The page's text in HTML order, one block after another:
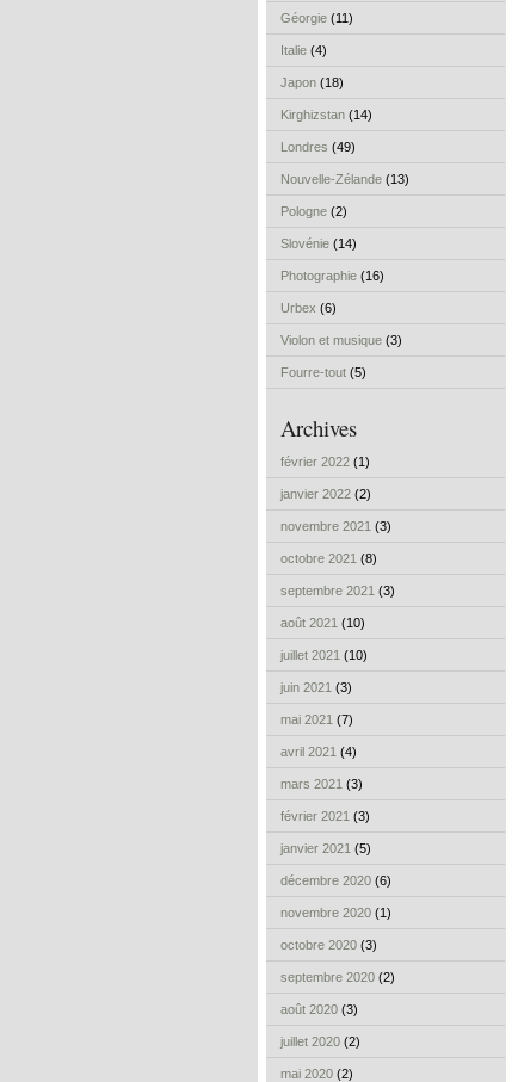
Géorgie (11)
Italie (4)
Japon (18)
Kirghizstan (14)
Londres (49)
Nouvelle-Zélande (13)
Pologne (2)
Slovénie (14)
Photographie (16)
Urbex (6)
Violon et musique (3)
Fourre-tout (5)
Archives
février 2022 (1)
janvier 2022 (2)
novembre 2021 (3)
octobre 2021 (8)
septembre 2021 (3)
août 2021 (10)
juillet 2021 (10)
juin 2021 (3)
mai 2021 (7)
avril 2021 (4)
mars 2021 (3)
février 2021 (3)
janvier 2021 (5)
décembre 2020 (6)
novembre 2020 (1)
octobre 2020 (3)
septembre 2020 (2)
août 2020 (3)
juillet 2020 (2)
mai 2020 (2)